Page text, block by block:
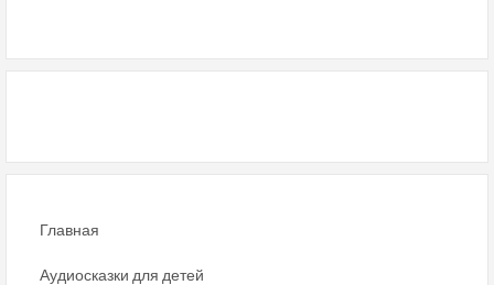
Главная
Аудиосказки для детей